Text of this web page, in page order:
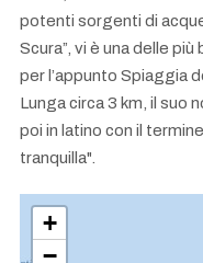
potenti sorgenti di
Scura”, vi è una delle
per l’appunto Spiaggia
Lunga circa 3 km, il suo
poi in latino con il
tranquilla".
+
−